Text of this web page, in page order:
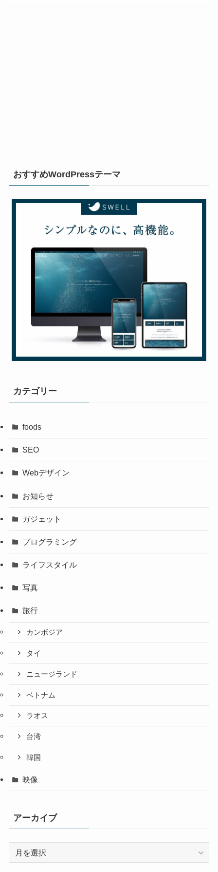
おすすめWordPressテーマ
カテゴリー
foods
SEO
Webデザイン
お知らせ
ガジェット
プログラミング
ライフスタイル
写真
旅行
カンボジア
タイ
ニュージランド
ベトナム
ラオス
台湾
韓国
映像
アーカイブ